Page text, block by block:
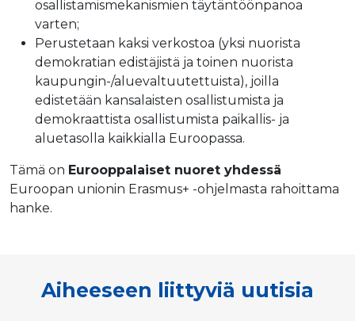
osallistamismekanismien täytäntöönpanoa
varten;
Perustetaan kaksi verkostoa (yksi nuorista
demokratian edistäjistä ja toinen nuorista
kaupungin-/aluevaltuutettuista), joilla
edistetään kansalaisten osallistumista ja
demokraattista osallistumista paikallis- ja
aluetasolla kaikkialla Euroopassa.
Tämä on Eurooppalaiset nuoret yhdessä
Euroopan unionin Erasmus+ -ohjelmasta rahoittama
hanke.
Aiheeseen liittyviä uutisia